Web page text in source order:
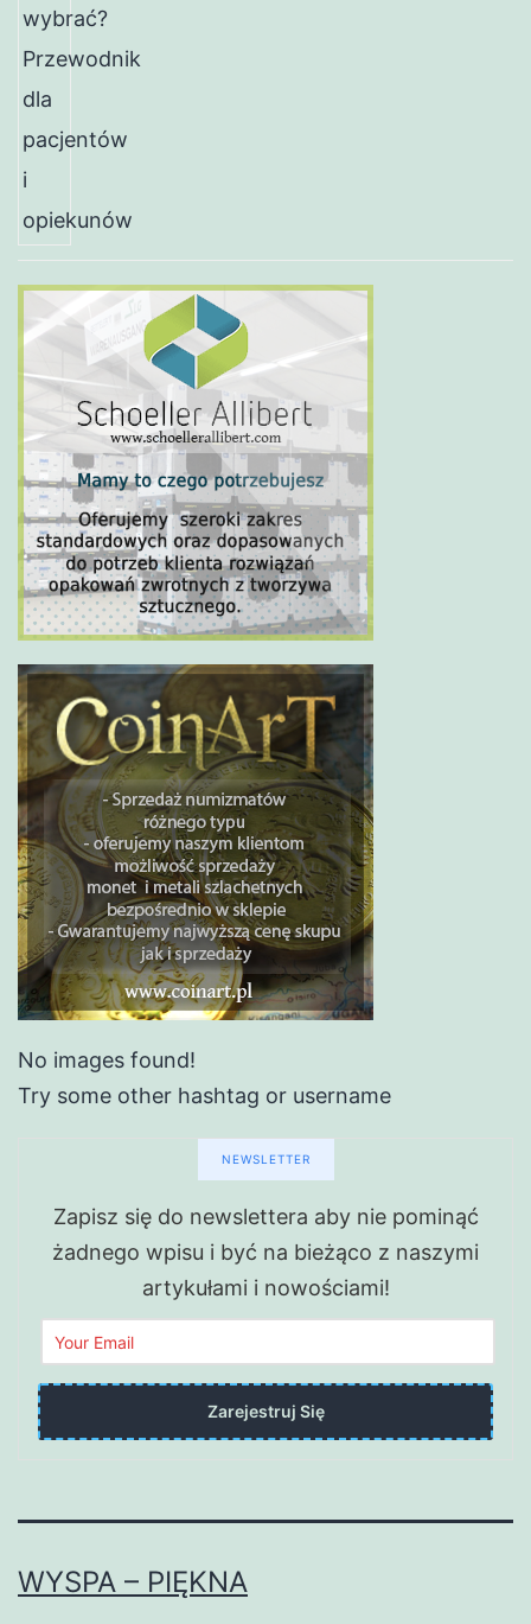
No images found!
Try some other hashtag or username
NEWSLETTER
Zapisz się do newslettera aby nie pominąć
żadnego wpisu i być na bieżąco z naszymi
artykułami i nowościami!
WYSPA – PIĘKNA